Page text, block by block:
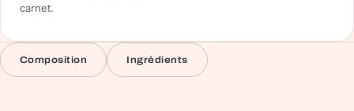
carnet.
Composition Ingrédients